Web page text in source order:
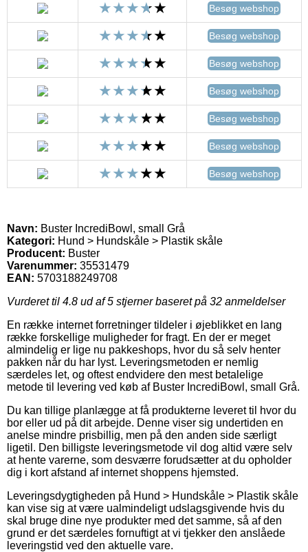
Besøg webshop
Besøg webshop
Besøg webshop
Besøg webshop
Besøg webshop
Besøg webshop
Besøg webshop
Navn: Buster IncrediBowl, small Grå
Kategori: Hund > Hundskåle > Plastik skåle
Producent: Buster
Varenummer: 35531479
EAN: 5703188249708
Vurderet til 4.8 ud af 5 stjerner baseret på 32 anmeldelser
En række internet forretninger tildeler i øjeblikket en lang
række forskellige muligheder for fragt. En der er meget
almindelig er lige nu pakkeshops, hvor du så selv henter
pakken når du har lyst. Leveringsmetoden er nemlig
særdeles let, og oftest endvidere den mest betalelige
metode til levering ved køb af Buster IncrediBowl, small Grå.
Du kan tillige planlægge at få produkterne leveret til hvor du
bor eller ud på dit arbejde. Denne viser sig undertiden en
anelse mindre prisbillig, men på den anden side særligt
ligetil. Den billigste leveringsmetode vil dog altid være selv
at hente varerne, som desværre forudsætter at du opholder
dig i kort afstand af internet shoppens hjemsted.
Leveringsdygtigheden på Hund > Hundskåle > Plastik skåle
kan vise sig at være ualmindeligt udslagsgivende hvis du
skal bruge dine nye produkter med det samme, så af den
grund er det særdeles fornuftigt at vi tjekker den anslåede
leveringstid ved den aktuelle vare.